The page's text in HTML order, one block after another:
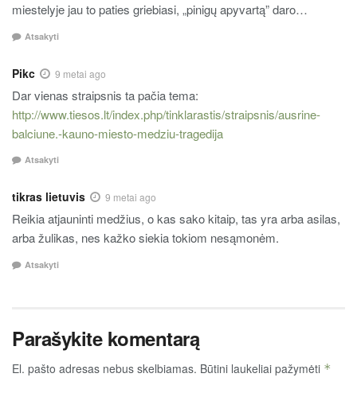
miestelyje jau to paties griebiasi, „pinigų apyvartą” daro…
Atsakyti
Pikc 9 metai ago
Dar vienas straipsnis ta pačia tema:
http://www.tiesos.lt/index.php/tinklarastis/straipsnis/ausrine-
balciune.-kauno-miesto-medziu-tragedija
Atsakyti
tikras lietuvis 9 metai ago
Reikia atjauninti medžius, o kas sako kitaip, tas yra arba asilas,
arba žulikas, nes kažko siekia tokiom nesąmonėm.
Atsakyti
Parašykite komentarą
El. pašto adresas nebus skelbiamas. Būtini laukeliai pažymėti *